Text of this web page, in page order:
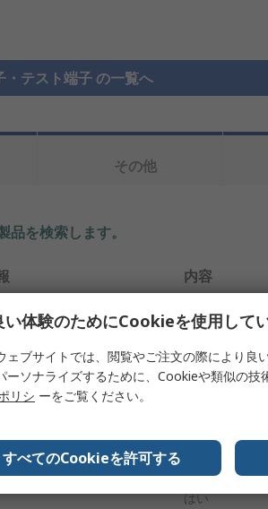
・テスト端子 の一覧へ
その他
を検索します。
内容
サトーパーツ
トタイプ ポスト端子
ズ
はい
い体験のためにCookieを使用して
ェブサイトでは、閲覧やご注文の際により良
ーソナライズするために、Cookieや類似の技
リシ ーをご覧ください。
すべてのCookieを許可する